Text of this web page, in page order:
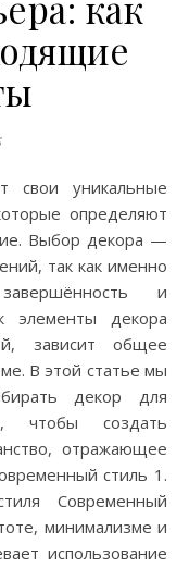
определяют
Выбор декора —
так как именно
и
элементы декора
зависит общее
В этой статье мы
декор для
чтобы создать
отражающее
стиль 1.
Современный
минимализме и
использование